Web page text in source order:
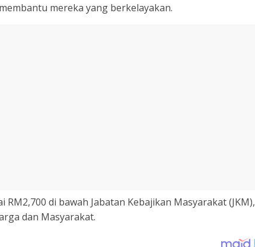
mereka yang berkelayakan.
di bawah Jabatan Kebajikan Masyarakat (JKM),
dan Masyarakat.